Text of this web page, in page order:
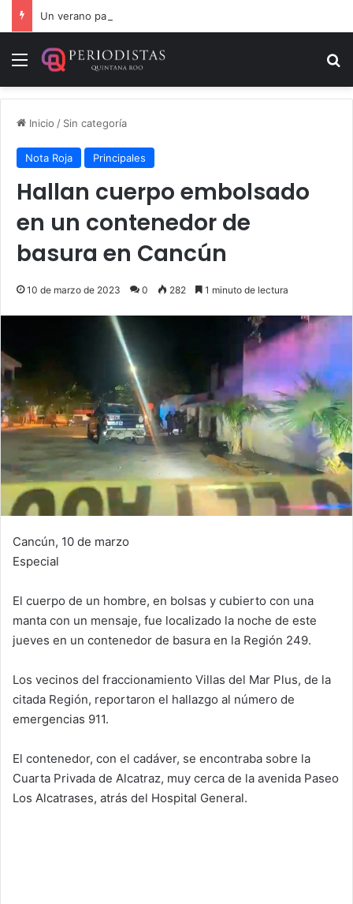
Menú
Inicio / Sin categoría
Nota Roja Principales
Hallan cuerpo embolsado
en un contenedor de
basura en Cancún
10 de marzo de 2023 0 282 1 minuto de lectura
Cancún, 10 de marzo
Especial
El cuerpo de un hombre, en bolsas y cubierto con una
manta con un mensaje, fue localizado la noche de este
jueves en un contenedor de basura en la Región 249.
Los vecinos del fraccionamiento Villas del Mar Plus, de la
citada Región, reportaron el hallazgo al número de
emergencias 911.
El contenedor, con el cadáver, se encontraba sobre la
Cuarta Privada de Alcatraz, muy cerca de la avenida Paseo
Los Alcatrases, atrás del Hospital General.